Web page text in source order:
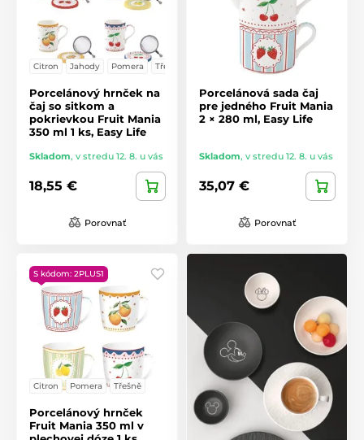
Citron Jahody Pomera Třešně
Porcelánový hrnček na
čaj so sitkom a
pokrievkou Fruit Mania
350 ml 1 ks, Easy Life
Skladom, v stredu 12. 8. u vás
18,55 €
Porovnať
Porcelánová sada čaj
pre jedného Fruit Mania
2 × 280 ml, Easy Life
Skladom, v stredu 12. 8. u vás
35,07 €
Porovnať
S kódom: 2PLUS1
Citron Pomera Třešně
Porcelánový hrnček
Fruit Mania 350 ml v